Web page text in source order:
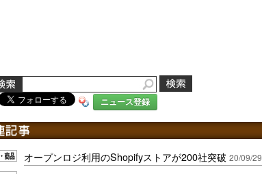
ニュース登録
オープンロジ利用のShopifyストアが200社突破 20/09/29